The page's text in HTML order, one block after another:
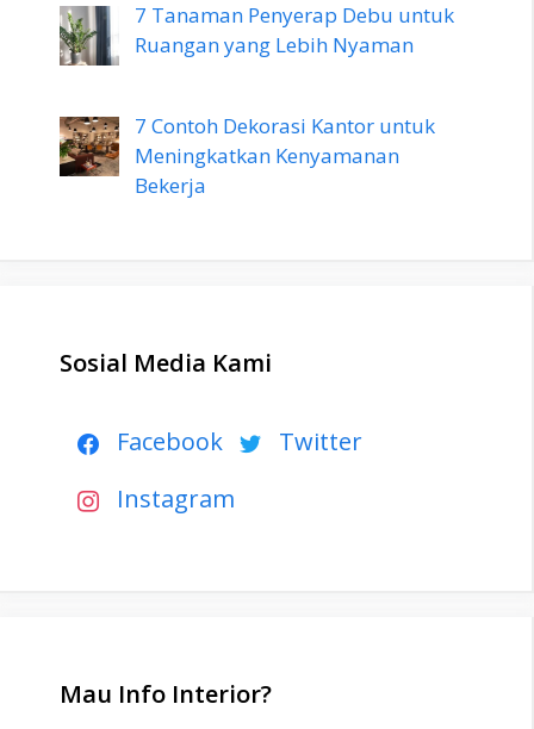
7 Tanaman Penyerap Debu untuk
Ruangan yang Lebih Nyaman
7 Contoh Dekorasi Kantor untuk
Meningkatkan Kenyamanan
Bekerja
Sosial Media Kami
Facebook
Twitter
Instagram
Mau Info Interior?